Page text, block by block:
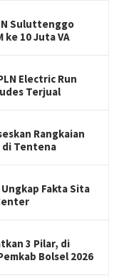
Suluttenggo
ke 10 Juta VA
Electric Run
Terjual
Rangkaian
di Tentena
Fakta Sita
3 Pilar, di
Bolsel 2026